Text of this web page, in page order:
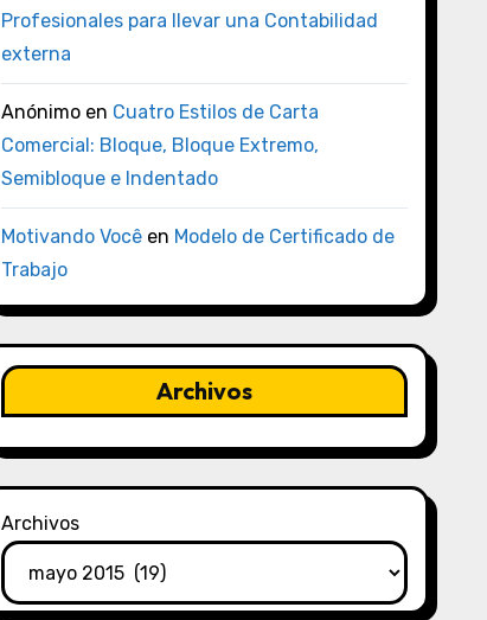
Profesionales para llevar una Contabilidad
externa
Anónimoen Cuatro Estilos de Carta
Comercial: Bloque, Bloque Extremo,
Semibloque e Indentado
Motivando Vocêen Modelo de Certificado de
Trabajo
Archivos
Archivos